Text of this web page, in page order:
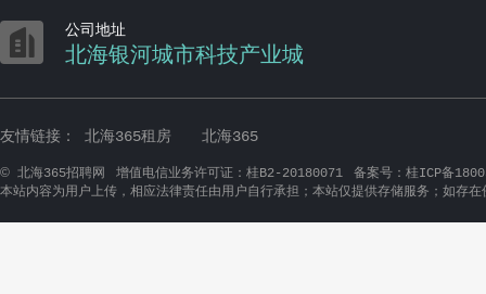
 公司地址
北海银河城市科技产业城
友情链接： 北海365租房 北海365
© 北海365招聘网 增值电信业务许可证：桂B2-20180071
备案号：桂ICP备
本站内容为用户上传，相应法律责任由用户自行承担；本站仅提供存储服务；如存